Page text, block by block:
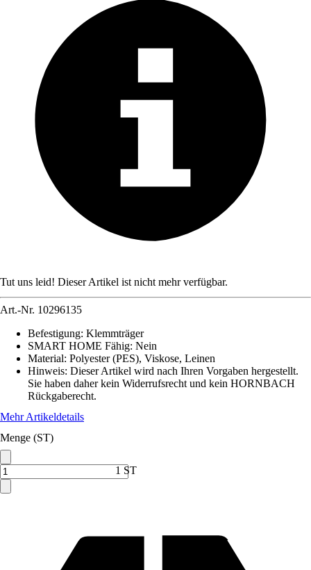
Tut uns leid! Dieser Artikel ist nicht mehr verfügbar.
Art.-Nr. 10296135
Befestigung: Klemmträger
SMART HOME Fähig: Nein
Material: Polyester (PES), Viskose, Leinen
Hinweis: Dieser Artikel wird nach Ihren Vorgaben hergestellt.
Sie haben daher kein Widerrufsrecht und kein HORNBACH
Rückgaberecht.
Mehr Artikeldetails
Menge (ST)
1 ST